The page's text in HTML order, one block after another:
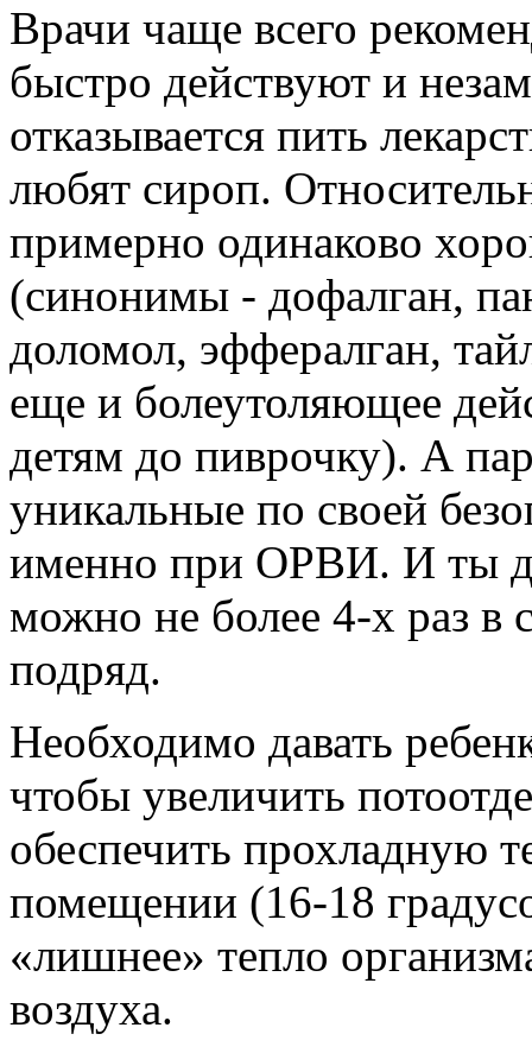
Врачи чаще всего
быстро действуют и
отказывается пить
любят сироп.
примерно одинаково
(синонимы - дофалган,
доломол, эффералган,
еще и болеутоляющее
детям до пиврочку). А
уникальные по своей
именно при ОРВИ. И ты
можно не более 4-х раз в
подряд.
Необходимо давать
чтобы увеличить
обеспечить прохладную
помещении (16-18
«лишнее» тепло
воздуха.